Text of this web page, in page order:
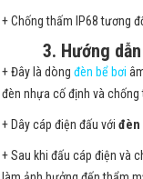
+ Chống thấm IP68 tương
3. Hướng dẫn
+ Đây là dòng đèn bể bơi
đèn nhựa cố định và
+ Dây cáp điện đấu với đèn
+ Sau khi đấu cáp điện và